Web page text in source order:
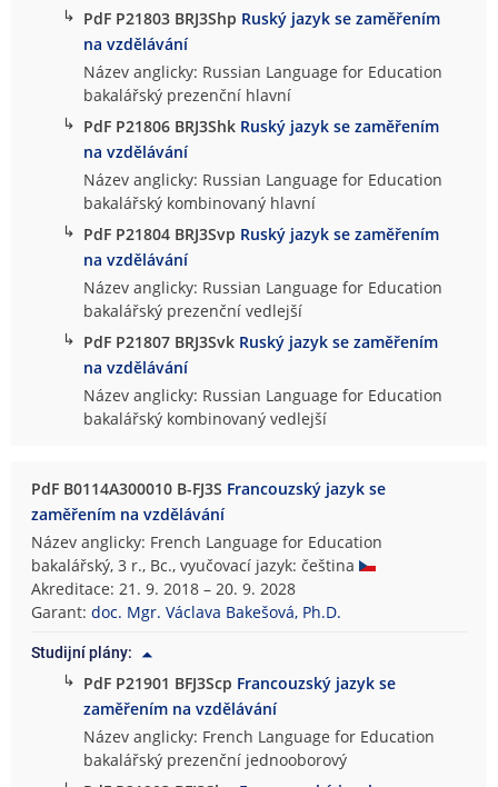
↳ PdF P21803 BRJ3Shp Ruský jazyk se zaměřením
na vzdělávání
Název anglicky: Russian Language for Education
bakalářský prezenční hlavní
↳ PdF P21806 BRJ3Shk Ruský jazyk se zaměřením
na vzdělávání
Název anglicky: Russian Language for Education
bakalářský kombinovaný hlavní
↳ PdF P21804 BRJ3Svp Ruský jazyk se zaměřením
na vzdělávání
Název anglicky: Russian Language for Education
bakalářský prezenční vedlejší
↳ PdF P21807 BRJ3Svk Ruský jazyk se zaměřením
na vzdělávání
Název anglicky: Russian Language for Education
bakalářský kombinovaný vedlejší
PdF B0114A300010 B-FJ3S Francouzský jazyk se
zaměřením na vzdělávání
Název anglicky: French Language for Education
bakalářský, 3 r., Bc., vyučovací jazyk: čeština
Akreditace: 21. 9. 2018 – 20. 9. 2028
Garant:doc. Mgr. Václava Bakešová, Ph.D.
Studijní plány:
↳ PdF P21901 BFJ3Scp Francouzský jazyk se
zaměřením na vzdělávání
Název anglicky: French Language for Education
bakalářský prezenční jednooborový